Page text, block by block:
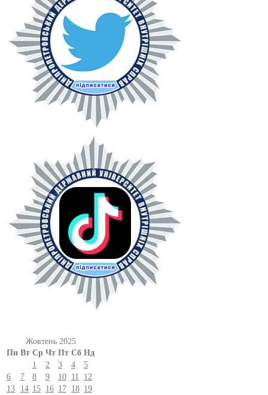
Жовтень 2025
Пн Вт Ср Чт Пт Сб Нд
1
2 3 4
5
6
7 8 9 10 11
12
13
14 15 16 17 18 19